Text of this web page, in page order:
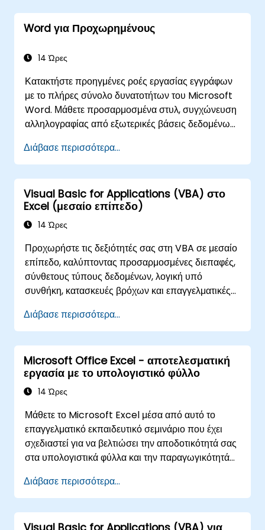
και σε εκτενέστερα έγγραφα.
Word για Προχωρημένους
14 Ώρες
Κατακτήστε προηγμένες ροές εργασίας εγγράφων
με το πλήρες σύνολο δυνατοτήτων του Microsoft
Word. Μάθετε προσαρμοσμένα στυλ, συγχώνευση
αλληλογραφίας από εξωτερικές βάσεις δεδομένων,
Οι συμμετέχοντες μαθαίνουν τον έλεγχο διάταξης
σε επίπεδο ενοτήτων, δυναμικούς πίνακες
περιεχομένων, ευρετήρια, υπερσυνδέσμους,
στοιχεία ελέγχου περιεχομένου, σύγκριση
εγγράφων και παρακολούθηση εκδόσεων.
Εξοπλίζει τους επαγγελματίες να δημιουργούν
τυποποιημένα εταιρικά πρότυπα, έγγραφα με
παραπομπές και ροές εργασίας ενσωματωμένες
στο SharePoint.
Διάβασε περισσότερα...
Visual Basic for Applications (VBA) στο
Excel (μεσαίο επίπεδο)
14 Ώρες
Προχωρήστε τις δεξιότητές σας στη VBA σε μεσαίο
επίπεδο, καλύπτοντας προσαρμοσμένες διεπαφές,
σύνθετους τύπους δεδομένων, λογική υπό
συνθήκη, κατασκευές βρόχων και επαγγελματικές
εκπαίδευση στην Excel VBA διδάσκει ισχυρή
διαχείριση σφαλμάτων, βελτιστοποίηση επιδόσεων,
φόρμες χρήστη VBA και αυτοματοποίηση ροών
εργασίας μέσω ασκήσεων πραγματικού κόσμου —
γεφυρώνοντας το χάσμα από τις βασικές
μακροεντολές στις προηγμένες λύσεις
επαγγελματίες αναφορών και επιχειρηματικούς
χρήστες που αναζητούν δυνατότητες εταιρικών
υπολογιστικών φύλλων.
Διάβασε περισσότερα...
Microsoft Office Excel - αποτελεσματική
εργασία με το υπολογιστικό φύλλο
14 Ώρες
Μάθετε το Microsoft Excel μέσα από αυτό το
επαγγελματικό εκπαιδευτικό σεμινάριο που έχει
σχεδιαστεί για να βελτιώσει την αποδοτικότητά σας
στα υπολογιστικά φύλλα και την παραγωγικότητά
επεξεργασία φύλλων εργασίας, διαχείριση βιβλίων
εργασίας, δημιουργία σύνθετων τύπων με ισχυρές
συναρτήσεις, μορφοποίηση κελιών, δημιουργία
Διάβασε περισσότερα...